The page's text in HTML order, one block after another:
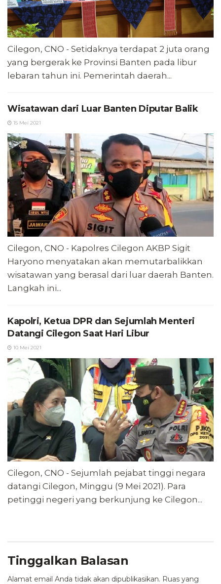
Cilegon, CNO - Setidaknya terdapat 2 juta orang
yang bergerak ke Provinsi Banten pada libur
lebaran tahun ini. Pemerintah daerah...
Wisatawan dari Luar Banten Diputar Balik
15 Mei 2021
Cilegon, CNO - Kapolres Cilegon AKBP Sigit
Haryono menyatakan akan memutarbalikkan
wisatawan yang berasal dari luar daerah Banten.
Langkah ini...
Kapolri, Ketua DPR dan Sejumlah Menteri
Datangi Cilegon Saat Hari Libur
10 Mei 2021
Cilegon, CNO - Sejumlah pejabat tinggi negara
datangi Cilegon, Minggu (9 Mei 2021). Para
petinggi negeri yang berkunjung ke Cilegon...
Tinggalkan Balasan
Alamat email Anda tidak akan dipublikasikan. Ruas yang